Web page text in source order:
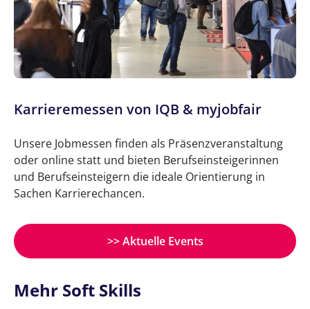
Karrieremessen von IQB & myjobfair
Unsere Jobmessen finden als Präsenzveranstaltung
oder online statt und bieten Berufseinsteigerinnen
und Berufseinsteigern die ideale Orientierung in
Sachen Karrierechancen.
>> Aktuelle Events
Mehr Soft Skills